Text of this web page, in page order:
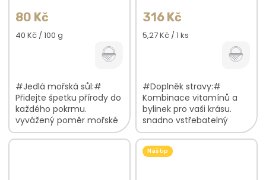
80 Kč
Měrná
40 Kč / 100 g
#Jedlá mořská sůl:#
Přidejte špetku přírody do
každého pokrmu.
vyvážený poměr mořské
soli a 6 druhů bylinek
solení nebylo nikdy
316 Kč
Měrná
5,27 Kč / 1 ks
#Doplněk stravy:#
Kombinace vitamínů a
bylinek pro vaši krásu.
snadno vstřebatelný
komplex balení na 30-60
dnů, dle vaší denní
spotřeby péče o krásu
Náš tip